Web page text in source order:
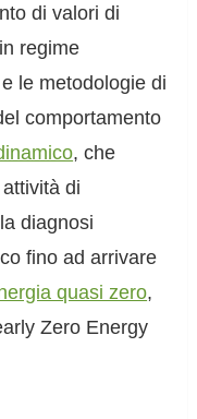
di valori di
regime
le metodologie di
comportamento
, che
di
diagnosi
fino ad arrivare
quasi zero,
Zero Energy